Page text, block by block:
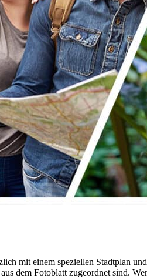
mit einem speziellen Stadtplan
dem Fotoblatt zugeordnet sind.